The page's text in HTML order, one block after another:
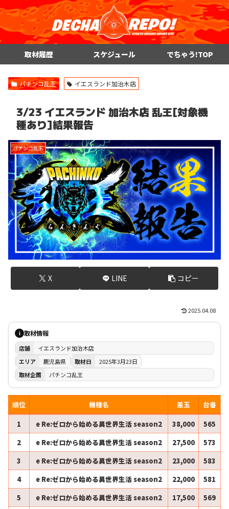
取材履歴 スケジュール でちゃう!TOP
パチンコ乱王 イエスランド加治木店
3/23 イエスランド 加治木店 乱王[対象機
種あり]結果報告
パチンコ乱王
X LINE コピー
2025.04.08
i 取材情報
店舗
イエスランド加治木店
エリア
鹿児島県 取材日
2025年3月23日
取材企画
パチンコ乱王
順位 機種名 差玉
台番
1
e Re:ゼロから始める異世界生活 season2 38,000
565
2
e Re:ゼロから始める異世界生活 season2 27,500
573
3
e Re:ゼロから始める異世界生活 season2 23,000
583
4
e Re:ゼロから始める異世界生活 season2 22,000
581
5
e Re:ゼロから始める異世界生活 season2 17,500
569